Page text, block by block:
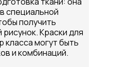
специальной
получить
Краски для
класса могут быть
и комбинаций.